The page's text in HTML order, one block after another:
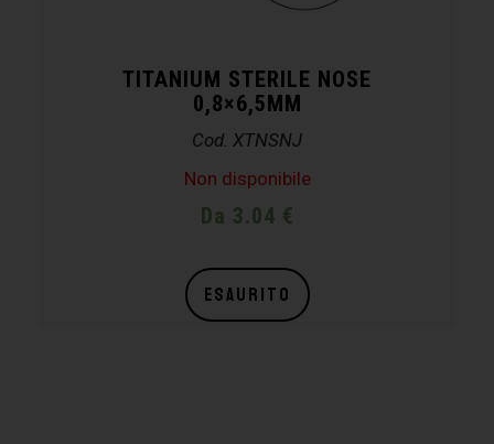
TITANIUM STERILE NOSE
0,8×6,5MM
Cod. XTNSNJ
Non disponibile
Da 3.04 €
ESAURITO